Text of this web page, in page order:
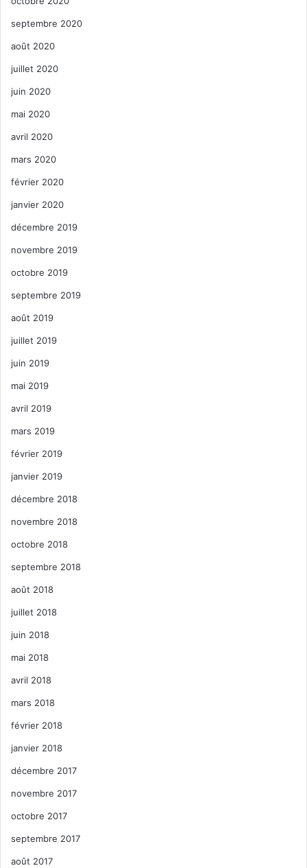
septembre 2020
août 2020
juillet 2020
juin 2020
mai 2020
avril 2020
mars 2020
février 2020
janvier 2020
décembre 2019
novembre 2019
octobre 2019
septembre 2019
août 2019
juillet 2019
juin 2019
mai 2019
avril 2019
mars 2019
février 2019
janvier 2019
décembre 2018
novembre 2018
octobre 2018
septembre 2018
août 2018
juillet 2018
juin 2018
mai 2018
avril 2018
mars 2018
février 2018
janvier 2018
décembre 2017
novembre 2017
octobre 2017
septembre 2017
août 2017